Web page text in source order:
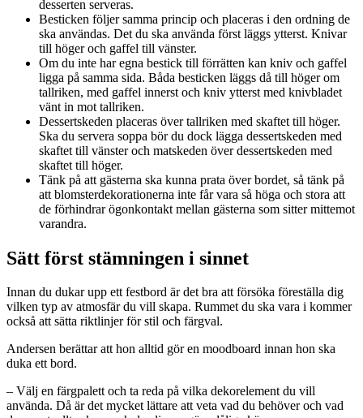
desserten serveras.
Besticken följer samma princip och placeras i den ordning de
ska användas. Det du ska använda först läggs ytterst. Knivar
till höger och gaffel till vänster.
Om du inte har egna bestick till förrätten kan kniv och gaffel
ligga på samma sida. Båda besticken läggs då till höger om
tallriken, med gaffel innerst och kniv ytterst med knivbladet
vänt in mot tallriken.
Dessertskeden placeras över tallriken med skaftet till höger.
Ska du servera soppa bör du dock lägga dessertskeden med
skaftet till vänster och matskeden över dessertskeden med
skaftet till höger.
Tänk på att gästerna ska kunna prata över bordet, så tänk på
att blomsterdekorationerna inte får vara så höga och stora att
de förhindrar ögonkontakt mellan gästerna som sitter mittemot
varandra.
Sätt först stämningen i sinnet
Innan du dukar upp ett festbord är det bra att försöka föreställa dig
vilken typ av atmosfär du vill skapa. Rummet du ska vara i kommer
också att sätta riktlinjer för stil och färgval.
Andersen berättar att hon alltid gör en moodboard innan hon ska
duka ett bord.
– Välj en färgpalett och ta reda på vilka dekorelement du vill
använda. Då är det mycket lättare att veta vad du behöver och vad